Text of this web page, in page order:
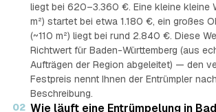
liegt bei 620–3.360 €. Eine kleine kleine
m²) startet bei etwa 1.180 €, ein großes
(~110 m²) liegt bei rund 2.840 €. Diese
Richtwert für Baden-Württemberg (aus
Aufträgen der Region abgeleitet) — den
Festpreis nennt Ihnen der Entrümpler
Beschreibung.
02 Wie läuft eine Entrümpelung in